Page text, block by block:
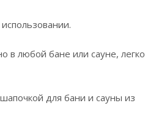
в любой бане или сауне, легко
для бани и сауны из